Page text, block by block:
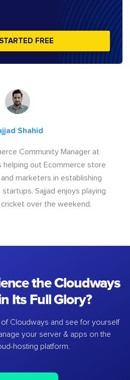
FREE
Shahid
Community Manager at
helping out Ecommerce store
marketers in establishing
Sajjad enjoys playing
over the weekend.
the Cloudways
Its Full Glory?
of Cloudways and see for yourself
your server & apps on the
hosting platform.